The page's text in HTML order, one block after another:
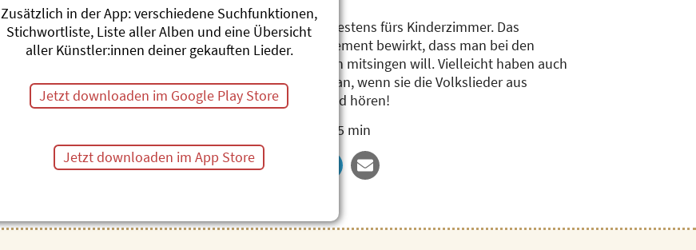
Die Liedli eignen sich auch bestens fürs Kinderzimmer. Das
abwechslungsreiche Arrangement bewirkt, dass man bei den
meisten Liedern automatisch mitsingen will. Vielleicht haben auch
ältere Menschen Freude daran, wenn sie die Volkslieder aus
«ihrer» Zeit im neuen Gewand hören!
Volume 1, 26 Lieder, Dauer 45 min
Zusätzlich in der App: verschiedene Suchfunktionen,
Stichwortliste, Liste aller Alben und eine Übersicht
aller Künstler:innen deiner gekauften Lieder.
Jetzt downloaden im Google Play Store
Jetzt downloaden im App Store